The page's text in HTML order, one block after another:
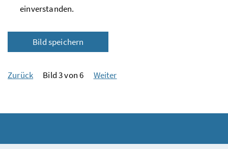
einverstanden.
Bild speichern
Zurück Bild 3 von 6 Weiter